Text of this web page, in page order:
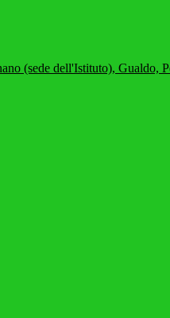
(sede dell'Istituto), Gualdo,